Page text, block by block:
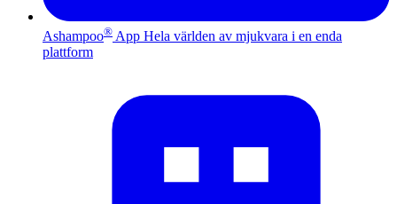
Ashampoo® App Hela världen av mjukvara i en enda
plattform